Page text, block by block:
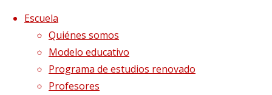
Saltar al contenido
Escuela
Quiénes somos
Modelo educativo
Programa de estudios renovado
Profesores